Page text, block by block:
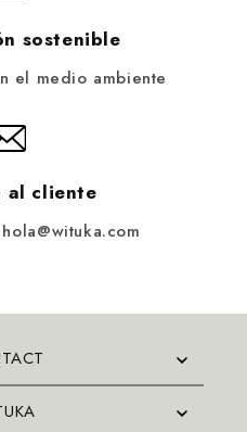
sostenible
el medio ambiente
al cliente